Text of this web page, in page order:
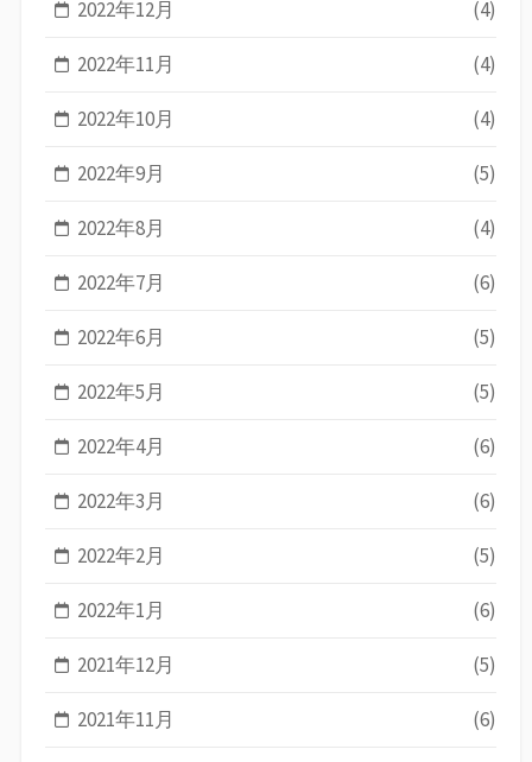
2022年12月 (4)
2022年11月 (4)
2022年10月 (4)
2022年9月 (5)
2022年8月 (4)
2022年7月 (6)
2022年6月 (5)
2022年5月 (5)
2022年4月 (6)
2022年3月 (6)
2022年2月 (5)
2022年1月 (6)
2021年12月 (5)
2021年11月 (6)